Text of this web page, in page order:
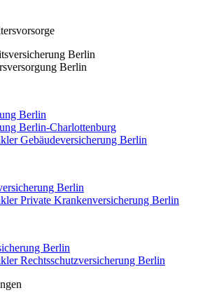
Berlin
Berlin
Berlin
Berlin-Charlottenburg
Gebäudeversicherung Berlin
Berlin
Private Krankenversicherung Berlin
Berlin
Rechtsschutzversicherung Berlin